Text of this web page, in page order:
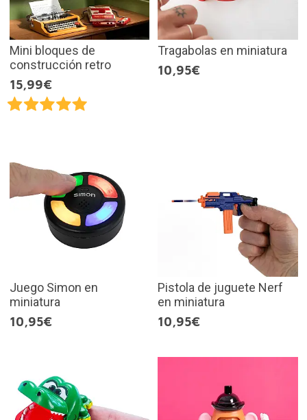
Mini bloques de
construcción retro
15,99€
Tragabolas en miniatura
10,95€
Juego Simon en
miniatura
10,95€
Pistola de juguete Nerf
en miniatura
10,95€